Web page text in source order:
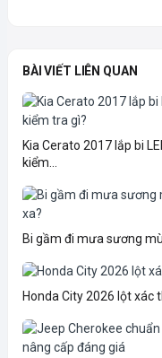
BÀI VIẾT LIÊN QUAN
Kia Cerato 2017 lắp bi
kiểm...
Bi gầm đi mưa sương
Honda City 2026 lột xác